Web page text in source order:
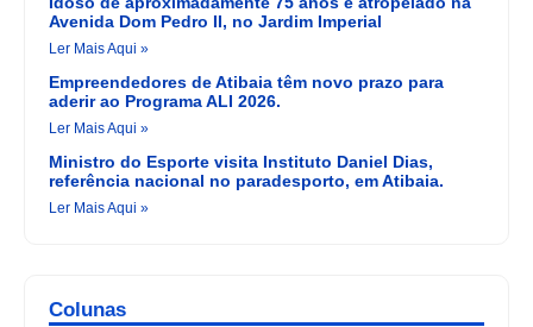
Avenida Dom Pedro II, no Jardim Imperial
Ler Mais Aqui »
Empreendedores de Atibaia têm novo prazo para
aderir ao Programa ALI 2026.
Ler Mais Aqui »
Ministro do Esporte visita Instituto Daniel Dias,
referência nacional no paradesporto, em Atibaia.
Ler Mais Aqui »
Colunas